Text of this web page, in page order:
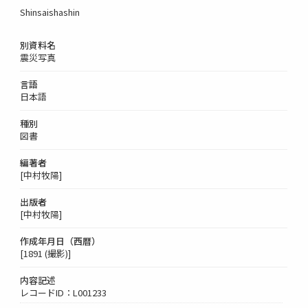
Shinsaishashin
別資料名
震災写真
言語
日本語
種別
図書
編著者
[中村牧陽]
出版者
[中村牧陽]
作成年月日（西暦）
[1891 (撮影)]
内容記述
レコードID：L001233